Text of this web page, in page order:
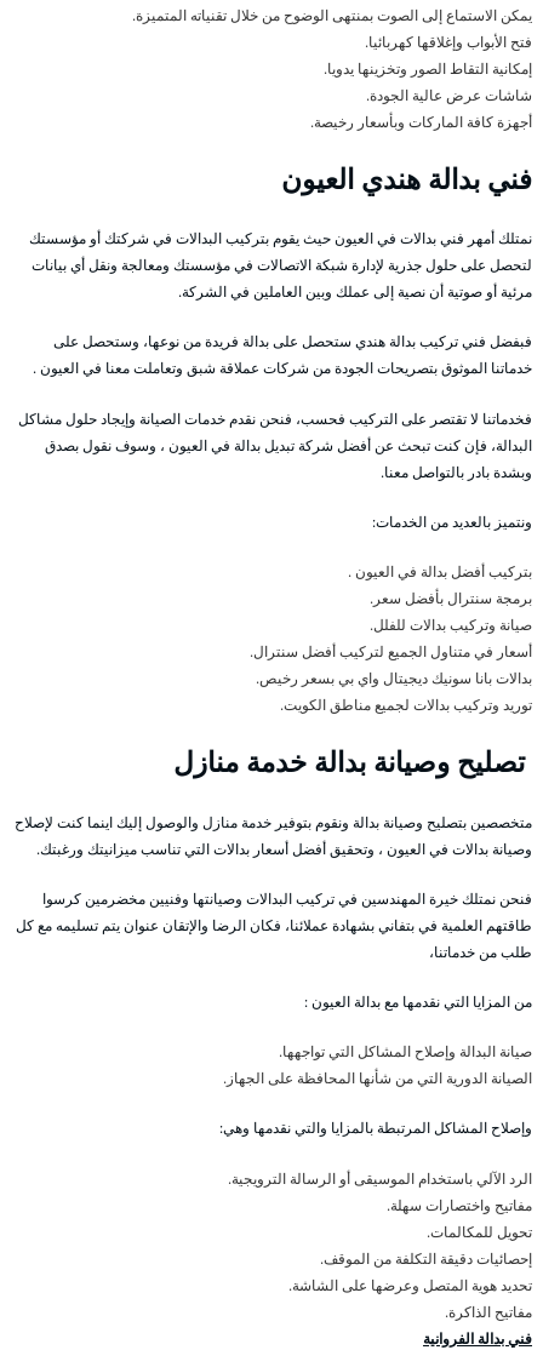
يمكن الاستماع إلى الصوت بمنتهى الوضوح من خلال تقنياته المتميزة.
فتح الأبواب وإغلاقها كهربائيا.
إمكانية التقاط الصور وتخزينها يدويا.
شاشات عرض عالية الجودة.
أجهزة كافة الماركات وبأسعار رخيصة.
فني بدالة هندي العيون
نمتلك أمهر فني بدالات في العيون حيث يقوم بتركيب البدالات في شركتك أو مؤسستك
لتحصل على حلول جذرية لإدارة شبكة الاتصالات في مؤسستك ومعالجة ونقل أي بيانات
مرئية أو صوتية أن نصية إلى عملك وبين العاملين في الشركة.
فبفضل فني تركيب بدالة هندي ستحصل على بدالة فريدة من نوعها، وستحصل على
خدماتنا الموثوق بتصريحات الجودة من شركات عملاقة شبق وتعاملت معنا في العيون .
فخدماتنا لا تقتصر على التركيب فحسب، فنحن نقدم خدمات الصيانة وإيجاد حلول مشاكل
البدالة، فإن كنت تبحث عن أفضل شركة تبديل بدالة في العيون ، وسوف نقول بصدق
وبشدة بادر بالتواصل معنا.
ونتميز بالعديد من الخدمات:
بتركيب أفضل بدالة في العيون .
برمجة سنترال بأفضل سعر.
صيانة وتركيب بدالات للفلل.
أسعار في متناول الجميع لتركيب أفضل سنترال.
بدالات بانا سونيك ديجيتال واي بي بسعر رخيص.
توريد وتركيب بدالات لجميع مناطق الكويت.
تصليح وصيانة بدالة خدمة منازل
متخصصين بتصليح وصيانة بدالة ونقوم بتوفير خدمة منازل والوصول إليك اينما كنت لإصلاح
وصيانة بدالات في العيون ، وتحقيق أفضل أسعار بدالات التي تناسب ميزانيتك ورغبتك.
فنحن نمتلك خيرة المهندسين في تركيب البدالات وصيانتها وفنيين مخضرمين كرسوا
طاقتهم العلمية في بتفاني بشهادة عملائنا، فكان الرضا والإتقان عنوان يتم تسليمه مع كل
طلب من خدماتنا،
من المزايا التي نقدمها مع بدالة العيون :
صيانة البدالة وإصلاح المشاكل التي تواجهها.
الصيانة الدورية التي من شأنها المحافظة على الجهاز.
وإصلاح المشاكل المرتبطة بالمزايا والتي نقدمها وهي:
الرد الآلي باستخدام الموسيقى أو الرسالة الترويجية.
مفاتيح واختصارات سهلة.
تحويل للمكالمات.
إحصائيات دقيقة التكلفة من الموقف.
تحديد هوية المتصل وعرضها على الشاشة.
مفاتيح الذاكرة.
فني بدالة الفروانية